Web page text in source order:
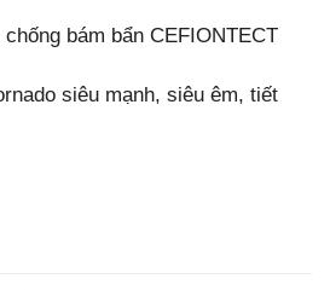
bám bẩn CEFIONTECT
siêu mạnh, siêu êm, tiết